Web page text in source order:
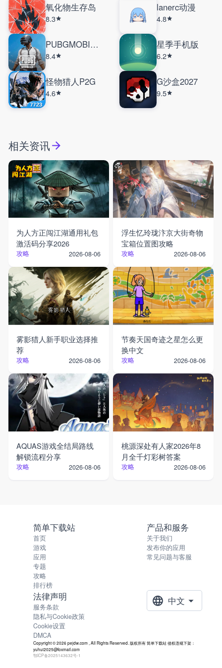
氧化物生存岛
8.3
lanerc动漫
4.8
PUBGMOBILE国际服
8.4
星季手机版
6.2
怪物猎人P2G
4.6
G沙盒2027
9.5
相关资讯
为人方正闯江湖通用礼包
激活码分享2026
攻略 2026-08-06
浮生忆玲珑汴京大街奇物
宝箱位置图攻略
攻略 2026-08-06
雾影猎人新手职业选择推
荐
攻略 2026-08-06
节奏天国奇迹之星怎么更
换中文
攻略 2026-08-06
AQUAS游戏全结局路线
解锁流程分享
攻略 2026-08-06
桃源深处有人家2026年8
月全千灯彩树答案
攻略 2026-08-06
简单下载站
首页
游戏
应用
专题
攻略
排行榜
产品和服务
关于我们
发布你的应用
常见问题与客服
法律声明
服务条款
隐私与Cookie政策
Cookie设置
DMCA
中文
Copyright © 2026 pejdw.com , All Rights Reserved. 版权所有 简单下载站 侵权违规下架：
yuhui2025@foxmail.com
鄂ICP备2025143632号-1